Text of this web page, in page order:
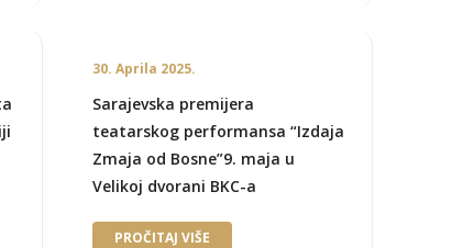
Sarajevska premijera
teatarskog performansa “Izdaja
Zmaja od Bosne”9. maja u
Velikoj dvorani BKC-a
PROČITAJ VIŠE
30. Aprila 2025.